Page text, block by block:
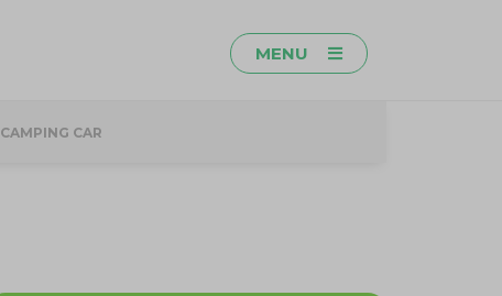
MENU
CAMPING CAR